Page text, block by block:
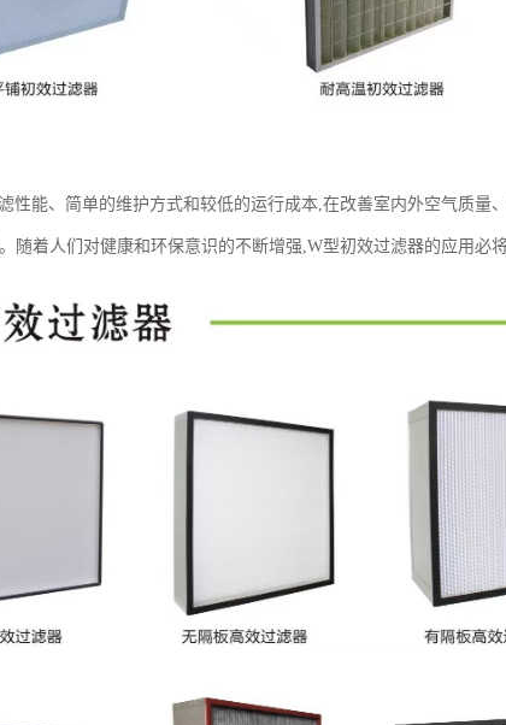
性能、简单的维护方式和较低的运行成本,在改善室内外空气质量
随着人们对健康和环保意识的不断增强,W型初效过滤器的应用必将